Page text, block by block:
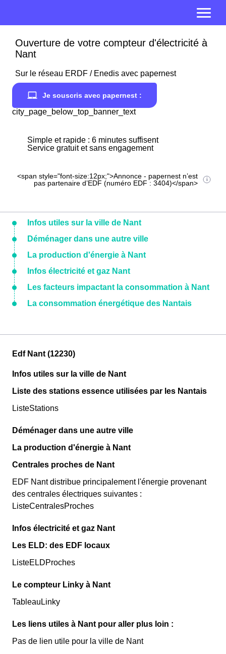
Ouverture de votre compteur d'électricité à
Nant
Sur le réseau ERDF / Enedis avec papernest
Je souscris avec papernest :
city_page_below_top_banner_text
Simple et rapide : 6 minutes suffisent
Service gratuit et sans engagement
<span style="font-size:12px;">Annonce - papernest n’est
pas partenaire d’EDF (numéro EDF : 3404)</span>
Infos utiles sur la ville de Nant
Déménager dans une autre ville
La production d'énergie à Nant
Infos électricité et gaz Nant
Les facteurs impactant la consommation à Nant
La consommation énergétique des Nantais
Edf Nant (12230)
Infos utiles sur la ville de Nant
Liste des stations essence utilisées par les Nantais
ListeStations
Déménager dans une autre ville
La production d'énergie à Nant
Centrales proches de Nant
EDF Nant distribue principalement l'énergie provenant
des centrales électriques suivantes :
ListeCentralesProches
Infos électricité et gaz Nant
Les ELD: des EDF locaux
ListeELDProches
Le compteur Linky à Nant
TableauLinky
Les liens utiles à Nant pour aller plus loin :
Pas de lien utile pour la ville de Nant